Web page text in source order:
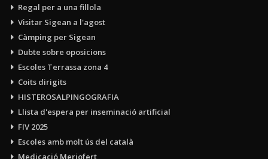
Regal per a una fillola
Visitar Sigean a l'agost
Càmping per Sigean
Dubte sobre oposicions
Escoles Terrassa zona 4
Coits dirigits
HISTEROSALPINGOGRAFIA
Llista d'espera per inseminació artificial
FIV 2025
Escoles amb molt ús del català
Medicació Meriofert